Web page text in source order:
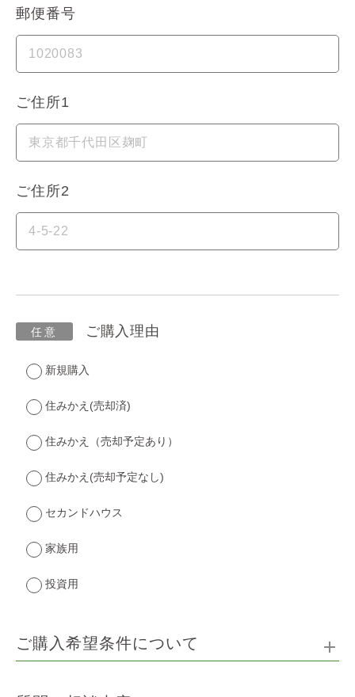
郵便番号
ご住所1
ご住所2
ご購入理由
新規購入
住みかえ(売却済)
住みかえ（売却予定あり）
住みかえ(売却予定なし)
セカンドハウス
家族用
投資用
ご購入希望条件について